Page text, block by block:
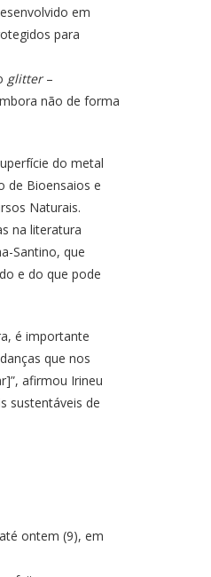
em
para
glitter–
não de forma
do metal
de Bioensaios e
Naturais.
na literatura
Santino, que
e do que pode
é importante
que nos
afirmou Irineu
sustentáveis de
ontem (9), em